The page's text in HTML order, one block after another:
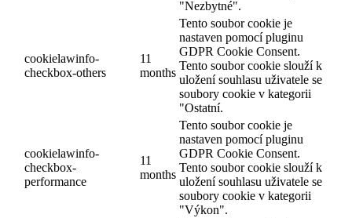
"Nezbytné".
cookielawinfo-
checkbox-others
11
months
Tento soubor cookie je
nastaven pomocí pluginu
GDPR Cookie Consent.
Tento soubor cookie slouží k
uložení souhlasu uživatele se
soubory cookie v kategorii
"Ostatní.
cookielawinfo-
checkbox-
performance
11
months
Tento soubor cookie je
nastaven pomocí pluginu
GDPR Cookie Consent.
Tento soubor cookie slouží k
uložení souhlasu uživatele se
soubory cookie v kategorii
"Výkon".